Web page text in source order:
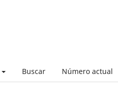
Buscar Número actual